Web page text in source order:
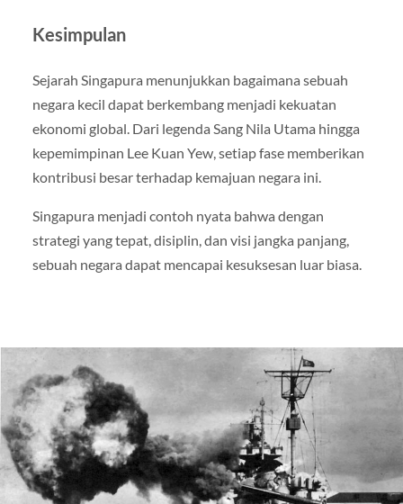
Kesimpulan
Sejarah Singapura menunjukkan bagaimana sebuah
negara kecil dapat berkembang menjadi kekuatan
ekonomi global. Dari legenda Sang Nila Utama hingga
kepemimpinan Lee Kuan Yew, setiap fase memberikan
kontribusi besar terhadap kemajuan negara ini.
Singapura menjadi contoh nyata bahwa dengan
strategi yang tepat, disiplin, dan visi jangka panjang,
sebuah negara dapat mencapai kesuksesan luar biasa.